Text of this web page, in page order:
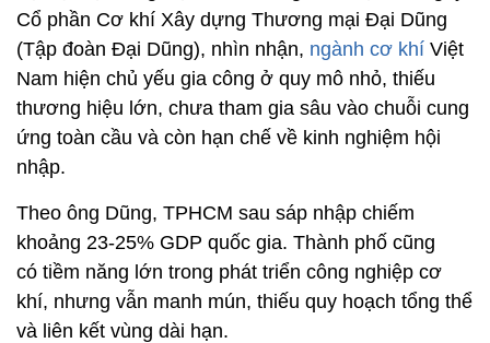
Cổ phần Cơ khí Xây dựng Thương mại Đại Dũng
(Tập đoàn Đại Dũng), nhìn nhận, ngành cơ khí Việt
Nam hiện chủ yếu gia công ở quy mô nhỏ, thiếu
thương hiệu lớn, chưa tham gia sâu vào chuỗi cung
ứng toàn cầu và còn hạn chế về kinh nghiệm hội
nhập.
Theo ông Dũng, TPHCM sau sáp nhập chiếm
khoảng 23-25% GDP quốc gia. Thành phố cũng
có tiềm năng lớn trong phát triển công nghiệp cơ
khí, nhưng vẫn manh mún, thiếu quy hoạch tổng thể
và liên kết vùng dài hạn.